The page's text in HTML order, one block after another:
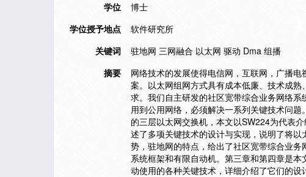
学位
博士
学位授予地点
软件研究所
关键词
驻地网 三网融合 以太网 驱动 Dma 组播
摘要
网络技术的发展使得电信网，互联网，广播
案。以太网组网方式具有成本低廉、技术成
求。我们自主研发的社区宽带综合业务网络
用到公用网络，必须解决一系列关键技术问
的三层以太网交换机，本文以SW224为代表
述了多项关键技术的设计与实现，说明了将
势，驻地网的特点，给出了社区宽带综合业
系统框架和有限自动机。第三章和第四章是
动使用的各种关键技术，详细介绍了它们的设